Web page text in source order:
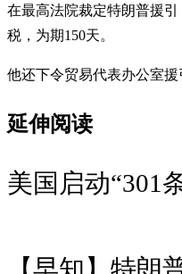
在最高法院裁定特朗普援
税，为期150天。
他还下令贸易代表办公室援
延伸阅读
美国启动“301